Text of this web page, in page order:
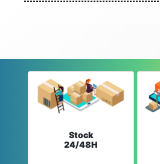
Stock
24/48H